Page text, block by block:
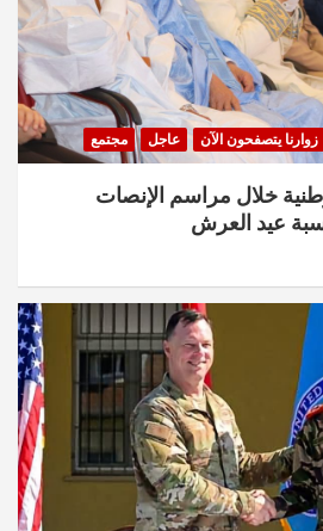
زوارنا يتصفحون الآن عاجل مجتمع
خلال مراسم الإنصات
عيد العرش